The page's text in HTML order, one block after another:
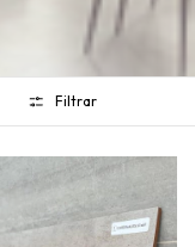
Filtrar